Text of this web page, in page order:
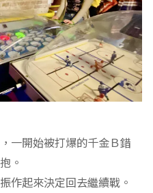
一開始被打爆的千金Ｂ錯
。
作起來決定回去繼續戰。